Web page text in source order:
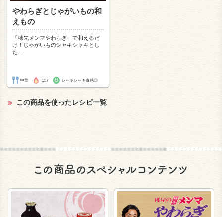
やわらぎとじゃがいもの和
えもの
「穂先メンマやわらぎ」で和えるだ
け！じゃがいものシャキシャキとし
た
中華 157 シャキシャキ食感◎
この商品を使ったレシピ一覧